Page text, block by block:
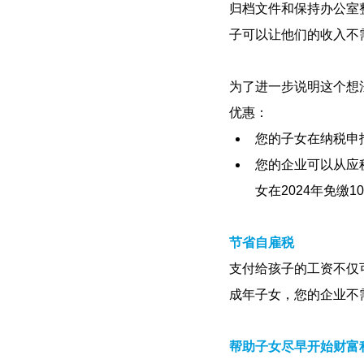
归档文件和保持办公
子可以让他们的收入
为了进一步说明这个
优惠：
您的子女在纳税申
您的企业可以从应
女在2024年免缴
节省自雇税
支付给孩子的工资不
成年子女，您的企业
帮助子女尽早开始财富